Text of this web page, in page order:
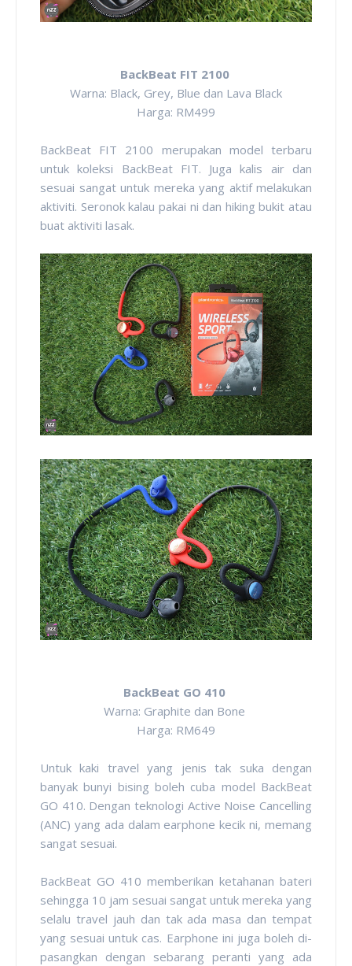
BackBeat FIT 2100
Warna: Black, Grey, Blue dan Lava Black
Harga: RM499
BackBeat FIT 2100 merupakan model terbaru
untuk koleksi BackBeat FIT. Juga kalis air dan
sesuai sangat untuk mereka yang aktif melakukan
aktiviti. Seronok kalau pakai ni dan hiking bukit atau
buat aktiviti lasak.
BackBeat GO 410
Warna: Graphite dan Bone
Harga: RM649
Untuk kaki travel yang jenis tak suka dengan
banyak bunyi bising boleh cuba model BackBeat
GO 410. Dengan teknologi Active Noise Cancelling
(ANC) yang ada dalam earphone kecik ni, memang
sangat sesuai.
BackBeat GO 410 memberikan ketahanan bateri
sehingga 10 jam sesuai sangat untuk mereka yang
selalu travel jauh dan tak ada masa dan tempat
yang sesuai untuk cas. Earphone ini juga boleh di-
pasangkan dengan sebarang peranti yang ada